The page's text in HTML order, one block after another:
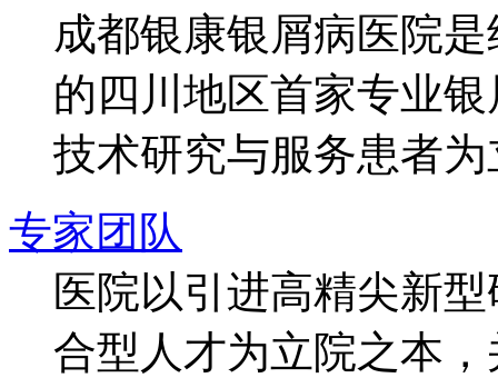
成都银康银屑病医院
的四川地区首家专业
技术研究与服务患者
专家团队
医院以引进高精尖新
合型人才为立院之本